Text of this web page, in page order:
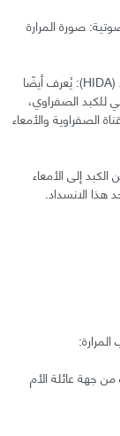
صورة المرارة
مسح (iminodiacetic acid) في الكبد والصفراء (HIDA): يُعرف أيضًا
للكبد الصفراوي،
الصفراوية والأمعاء
إلى الأمعاء
هذا الانسداد.
جهة عائلة الأم